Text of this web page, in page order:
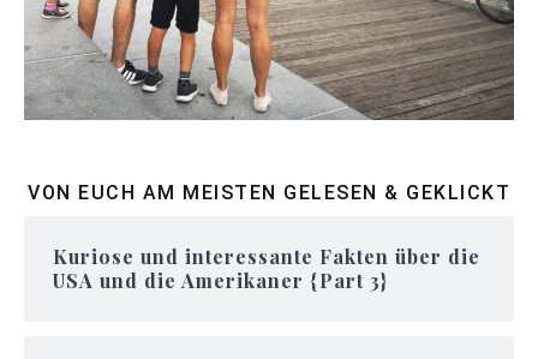
VON EUCH AM MEISTEN GELESEN & GEKLICKT
Kuriose und interessante Fakten über die
USA und die Amerikaner {Part 3}